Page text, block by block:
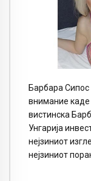
Барбара
внимание каде
вистинска
Унгарија
нејзиниот
нејзиниот